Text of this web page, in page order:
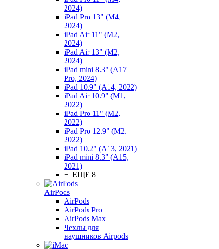
2024)
iPad Pro 13" (M4,
2024)
iPad Air 11" (M2,
2024)
iPad Air 13" (M2,
2024)
iPad mini 8.3" (A17
Pro, 2024)
iPad 10.9" (A14, 2022)
iPad Air 10.9" (M1,
2022)
iPad Pro 11" (M2,
2022)
iPad Pro 12.9" (M2,
2022)
iPad 10.2" (A13, 2021)
iPad mini 8.3" (A15,
2021)
+ ЕЩЕ 8
AirPods
AirPods
AirPods Pro
AirPods Max
Чехлы для
наушников Airpods